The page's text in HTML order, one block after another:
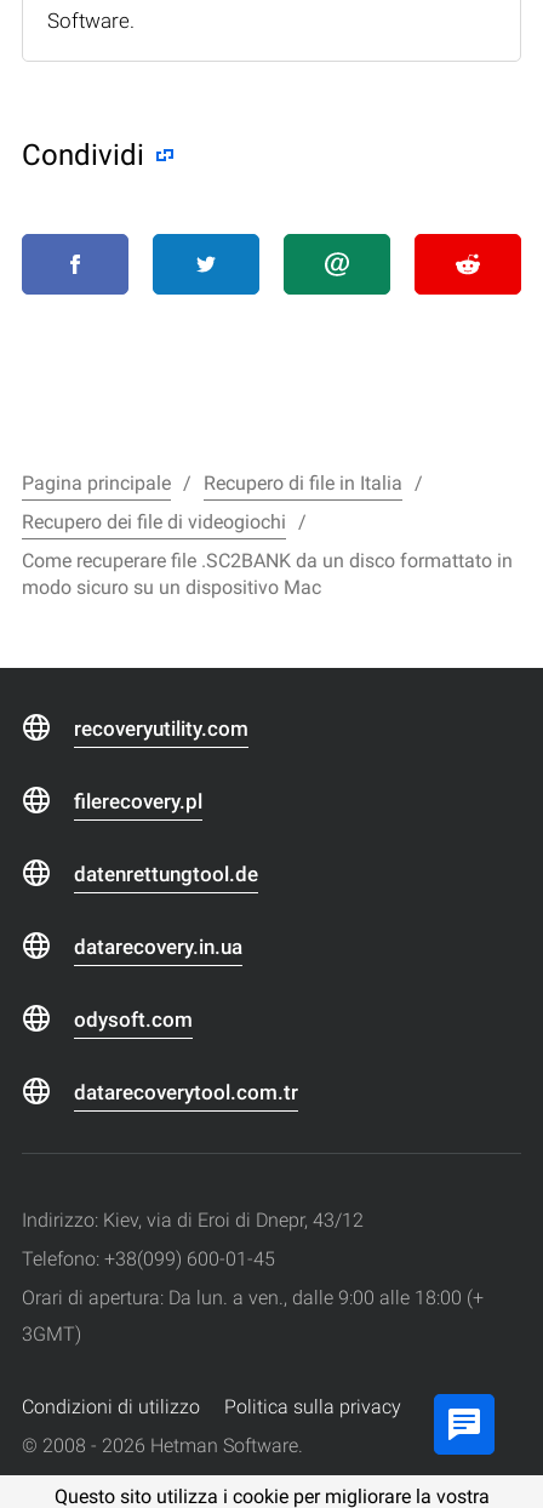
Software.
Condividi
Questo sito utilizza i cookie per migliorare la vostra
Pagina principale
Recupero di file in Italia
Recupero dei file di videogiochi
Come recuperare file .SC2BANK da un disco formattato in
modo sicuro su un dispositivo Mac
recoveryutility.com
filerecovery.pl
datenrettungtool.de
datarecovery.in.ua
odysoft.com
datarecoverytool.com.tr
Indirizzo: Kiev, via di Eroi di Dnepr, 43/12
Telefono: +38(099) 600-01-45
Orari di apertura: Da lun. a ven., dalle 9:00 alle 18:00 (+
3GMT)
Condizioni di utilizzo
Politica sulla privacy
© 2008 - 2026 Hetman Software.
Tutti i diritti riservati.